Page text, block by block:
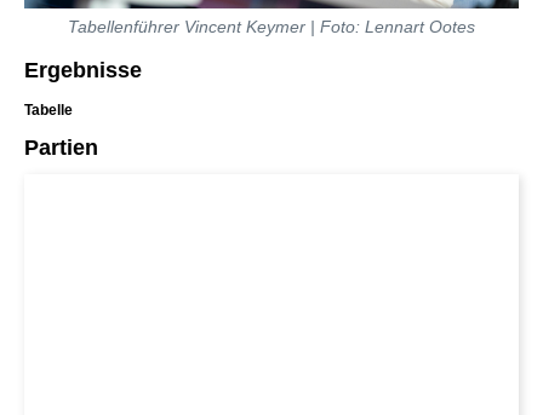
Tabellenführer Vincent Keymer | Foto: Lennart Ootes
Ergebnisse
Tabelle
Partien